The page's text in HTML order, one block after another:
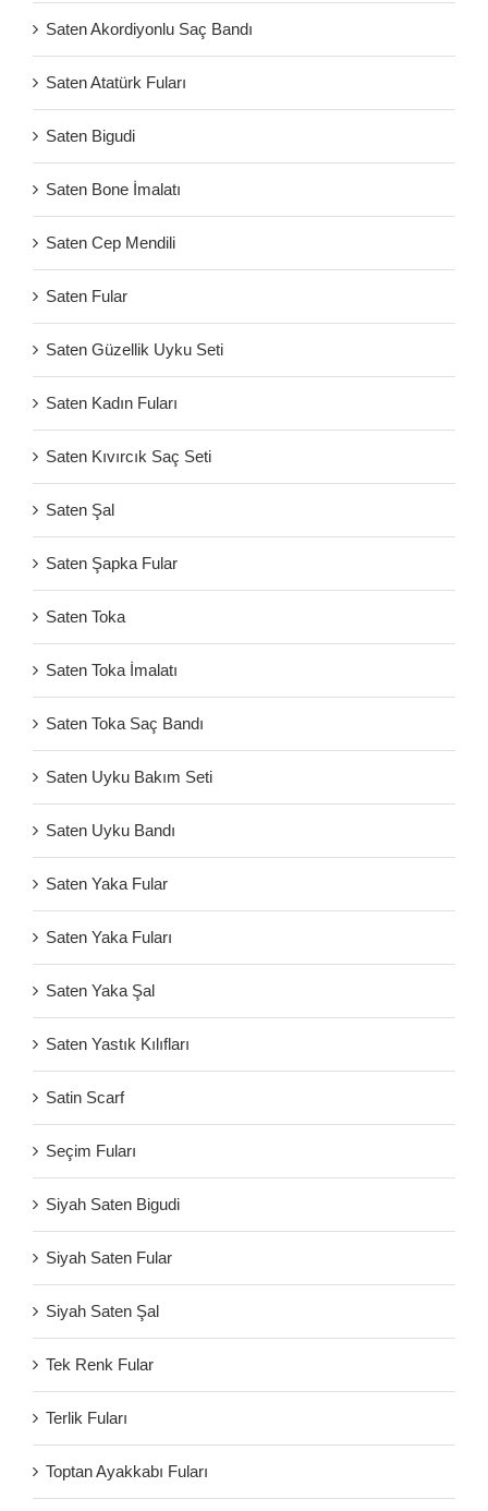
Saten Akordiyonlu Saç Bandı
Saten Atatürk Fuları
Saten Bigudi
Saten Bone İmalatı
Saten Cep Mendili
Saten Fular
Saten Güzellik Uyku Seti
Saten Kadın Fuları
Saten Kıvırcık Saç Seti
Saten Şal
Saten Şapka Fular
Saten Toka
Saten Toka İmalatı
Saten Toka Saç Bandı
Saten Uyku Bakım Seti
Saten Uyku Bandı
Saten Yaka Fular
Saten Yaka Fuları
Saten Yaka Şal
Saten Yastık Kılıfları
Satin Scarf
Seçim Fuları
Siyah Saten Bigudi
Siyah Saten Fular
Siyah Saten Şal
Tek Renk Fular
Terlik Fuları
Toptan Ayakkabı Fuları